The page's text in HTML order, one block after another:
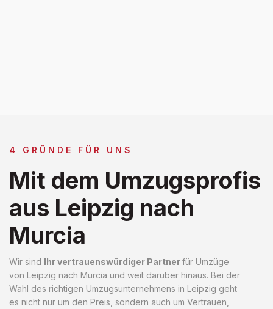
4 GRÜNDE FÜR UNS
Mit dem Umzugsprofis
aus Leipzig nach
Murcia
Wir sind Ihr vertrauenswürdiger Partnerfür Umzüge
von Leipzig nach Murcia und weit darüber hinaus. Bei der
Wahl des richtigen Umzugsunternehmens in Leipzig geht
es nicht nur um den Preis, sondern auch um Vertrauen,